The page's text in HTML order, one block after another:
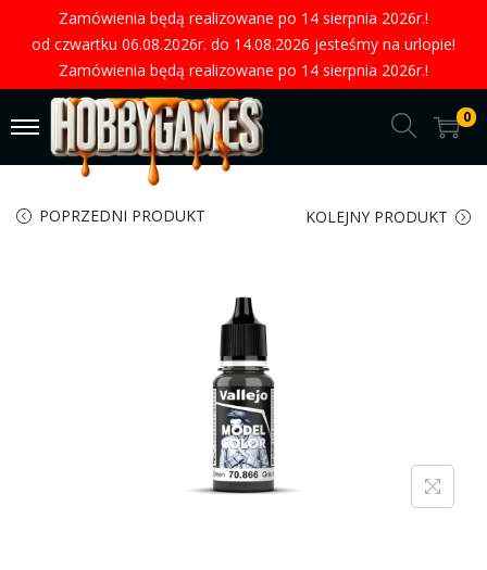
Zamówienia będą realizowane po 14 sierpnia 2026r.!
od czwartku 06.08.2026r. do 14.08.2026 jesteśmy na urlopie!
Zamówienia będą realizowane po 14 sierpnia 2026r.!
0
POPRZEDNI PRODUKT KOLEJNY PRODUKT